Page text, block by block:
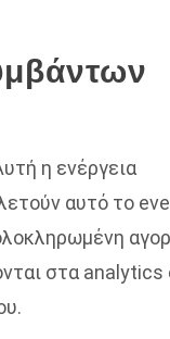
η ενέργεια
αυτό το
στα analytics